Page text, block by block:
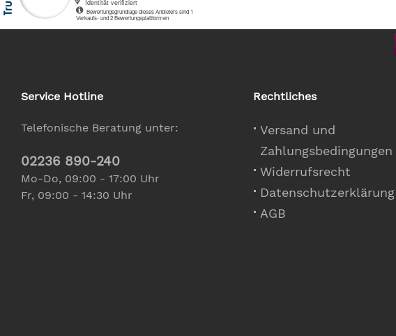
Service Hotline
Telefonische Beratung unter:
02236 890-240
Mo-Do, 09:00 - 17:00 Uhr
Fr, 09:00 - 14:30 Uhr
Rechtliches
Versand und
Zahlungsbedingungen
Widerrufsrecht
Datenschutzerklärung
AGB